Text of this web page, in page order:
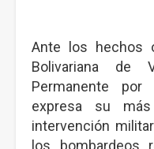
Ante los hechos
Bolivariana de
Permanente por
expresa su
intervención
los bombardeos